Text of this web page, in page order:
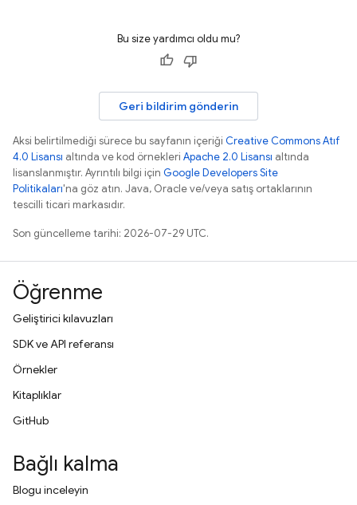
Bu size yardımcı oldu mu?
Geri bildirim gönderin
Aksi belirtilmediği sürece bu sayfanın içeriği Creative Commons Atıf
4.0 Lisansı altında ve kod örnekleri Apache 2.0 Lisansı altında
lisanslanmıştır. Ayrıntılı bilgi için Google Developers Site
Politikaları'na göz atın. Java, Oracle ve/veya satış ortaklarının
tescilli ticari markasıdır.
Son güncelleme tarihi: 2026-07-29 UTC.
Öğrenme
Geliştirici kılavuzları
SDK ve API referansı
Örnekler
Kitaplıklar
GitHub
Bağlı kalma
Blogu inceleyin